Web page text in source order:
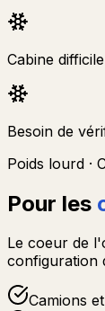
Cabine
Besoin de
Poids lourd ·
Pour les
Le coeur de
configuration
Camions